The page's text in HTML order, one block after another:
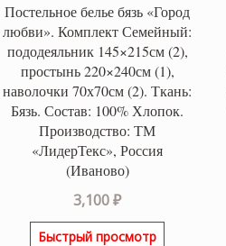
Постельное белье бязь «Город
любви». Комплект Семейный:
пододеяльник 145×215см (2),
простынь 220×240см (1),
наволочки 70х70см (2). Ткань:
Бязь. Состав: 100% Хлопок.
Производство: ТМ
«ЛидерТекс», Россия
(Иваново)
3,100₽
Быстрый просмотр